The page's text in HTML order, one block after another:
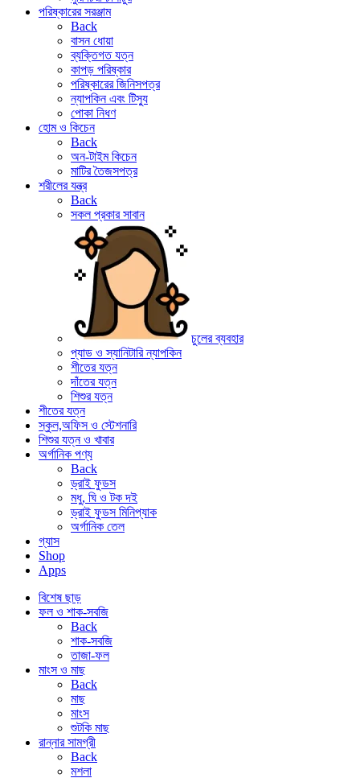
পরিষ্কারের সরঞ্জাম
Back
বাসন ধোয়া
ব্যক্তিগত যত্ন
কাপড় পরিষ্কার
পরিষ্কারের জিনিসপত্র
ন্যাপকিন এবং টিস্যু
পোকা নিধণ
হোম ও কিচেন
Back
অন-টাইম কিচেন
মাটির তৈজসপত্র
শরীলের যন্ত্র
Back
সকল প্রকার সাবান
চুলের ব্যবহার
প্যাড ও স্যানিটারি ন্যাপকিন
শীতের যত্ন
দাঁতের যত্ন
শিশুর যত্ন
শীতের যত্ন
স্কুল,অফিস ও স্টেশনারি
শিশুর যত্ন ও খাবার
অর্গানিক পণ্য
Back
ড্রাই ফুডস
মধু, ঘি ও টক দই
ড্রাই ফুডস মিনিপ্যাক
অর্গানিক তেল
গ্যাস
Shop
Apps
বিশেষ ছাড়
ফল ও শাক-সবজি
Back
শাক-সবজি
তাজা-ফল
মাংস ও মাছ
Back
মাছ
মাংস
শুটকি মাছ
রান্নার সামগ্রী
Back
মশলা